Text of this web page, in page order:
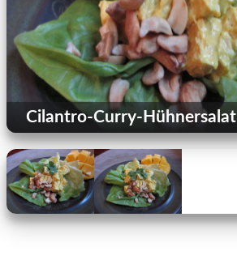
Cilantro-Curry-Hühnersalat